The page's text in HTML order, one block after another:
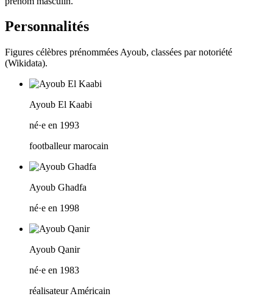
Personnalités
Figures célèbres prénommées Ayoub, classées par notoriété
(Wikidata).
Ayoub El Kaabi
né·e en 1993
footballeur marocain
Ayoub Ghadfa
né·e en 1998
Ayoub Qanir
né·e en 1983
réalisateur Américain